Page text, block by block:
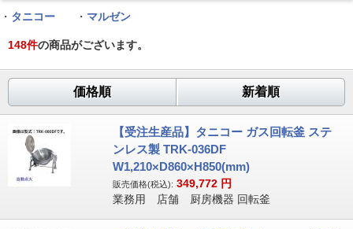
・ タニコー ・ マルゼン
148件の商品がございます。
価格順 新着順
【受注生産品】タニコー ガス回転釜 ステ
ンレス製 TRK-036DF
W1,210×D860×H850(mm)
販売価格(税込): 349,772 円
業務用 店舗 厨房機器 回転釜